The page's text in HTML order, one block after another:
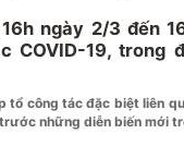
ngày 2/3 đến
COVID-19, trong
tổ công tác đặc biệt liên
những diễn biến mới